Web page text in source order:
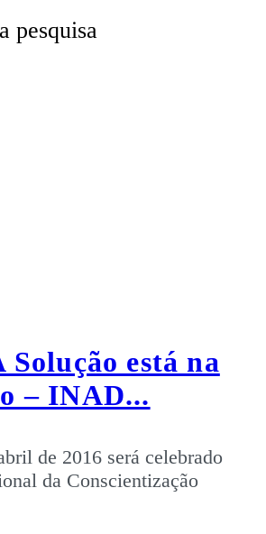
pesquisa
está na
– INAD...
de 2016 será celebrado
da Conscientização